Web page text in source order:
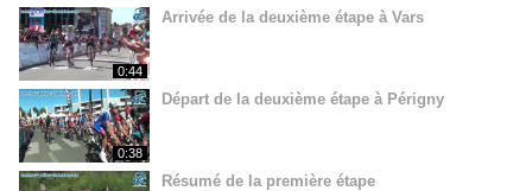
0:44
Arrivée de la deuxième étape à Vars
0:38
Départ de la deuxième étape à Périgny
Résumé de la première étape